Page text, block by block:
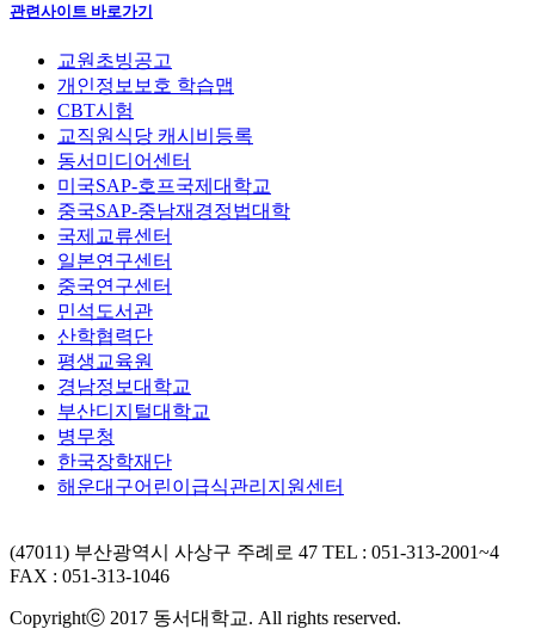
관련사이트 바로가기
교원초빙공고
개인정보보호 학습맵
CBT시험
교직원식당 캐시비등록
동서미디어센터
미국SAP-호프국제대학교
중국SAP-중남재경정법대학
국제교류센터
일본연구센터
중국연구센터
민석도서관
산학협력단
평생교육원
경남정보대학교
부산디지털대학교
병무청
한국장학재단
해운대구어린이급식관리지원센터
(47011) 부산광역시 사상구 주례로 47 TEL : 051-313-2001~4
FAX : 051-313-1046
Copyrightⓒ 2017 동서대학교. All rights reserved.